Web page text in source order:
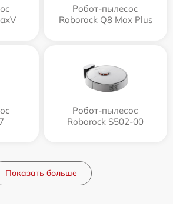
Робот-пылесос
Roborock Q8 Max Plus
Робот-пылесос
Roborock S502-00
Показать больше